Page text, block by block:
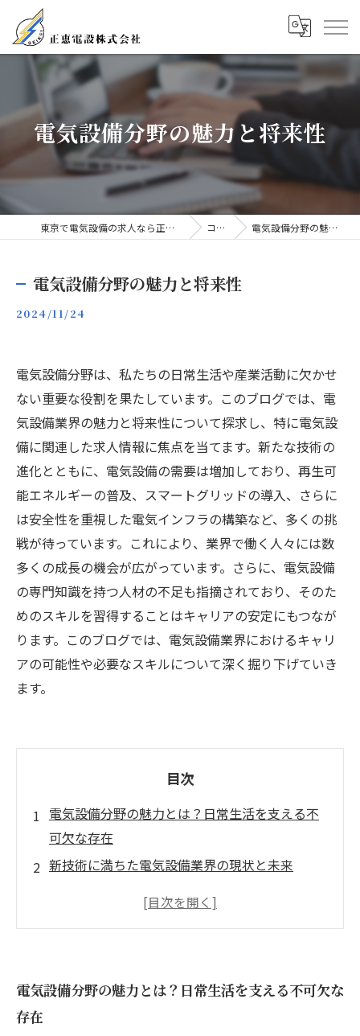
電気設備分野の魅力と将来性
東京で電気設備の求人なら正恵電設株式会社 コラム 電気設備分野の魅力と将来性
電気設備分野の魅力と将来性
2024/11/24
電気設備分野は、私たちの日常生活や産業活動に欠かせ
ない重要な役割を果たしています。このブログでは、電
気設備業界の魅力と将来性について探求し、特に電気設
備に関連した求人情報に焦点を当てます。新たな技術の
進化とともに、電気設備の需要は増加しており、再生可
能エネルギーの普及、スマートグリッドの導入、さらに
は安全性を重視した電気インフラの構築など、多くの挑
戦が待っています。これにより、業界で働く人々には数
多くの成長の機会が広がっています。さらに、電気設備
の専門知識を持つ人材の不足も指摘されており、そのた
めのスキルを習得することはキャリアの安定にもつなが
ります。このブログでは、電気設備業界におけるキャリ
アの可能性や必要なスキルについて深く掘り下げていき
ます。
目次
電気設備分野の魅力とは？日常生活を支える不
可欠な存在
新技術に満ちた電気設備業界の現状と未来
再生可能エネルギーとスマートグリッドがもた
アの安定を目指す
電気設備分野の魅力とは？日常生活を支える不可欠な
存在